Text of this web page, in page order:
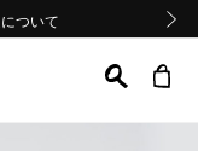
について
ついて
について